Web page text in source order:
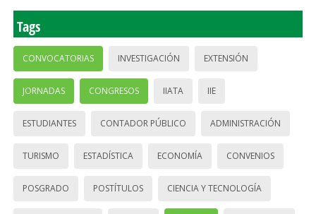
Tags
CONVOCATORIAS INVESTIGACIÓN EXTENSIÓN
JORNADAS CONGRESOS IIATA IIE
ESTUDIANTES CONTADOR PÚBLICO ADMINISTRACIÓN
TURISMO ESTADÍSTICA ECONOMÍA CONVENIOS
POSGRADO POSTÍTULOS CIENCIA Y TECNOLOGÍA